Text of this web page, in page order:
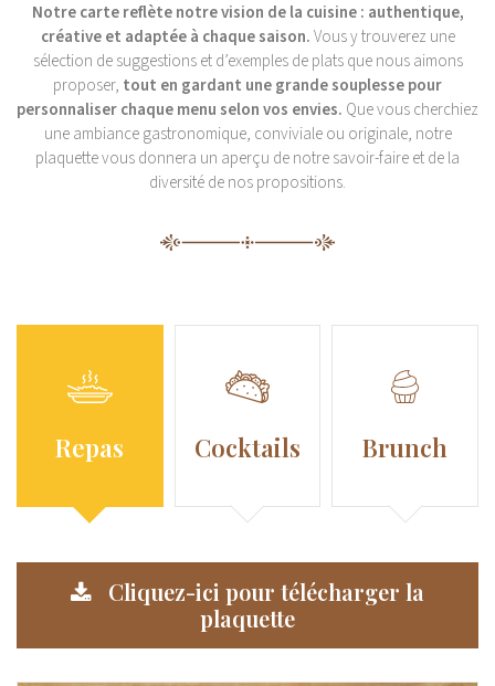
Notre carte reflète notre vision de la cuisine : authentique,
créative et adaptée à chaque saison.Vous y trouverez une
sélection de suggestions et d’exemples de plats que nous aimons
proposer, tout en gardant une grande souplesse pour
personnaliser chaque menu selon vos envies. Que vous cherchiez
une ambiance gastronomique, conviviale ou originale, notre
plaquette vous donnera un aperçu de notre savoir-faire et de la
diversité de nos propositions.
Repas Cocktails Brunch
Cliquez-ici pour télécharger la
plaquette